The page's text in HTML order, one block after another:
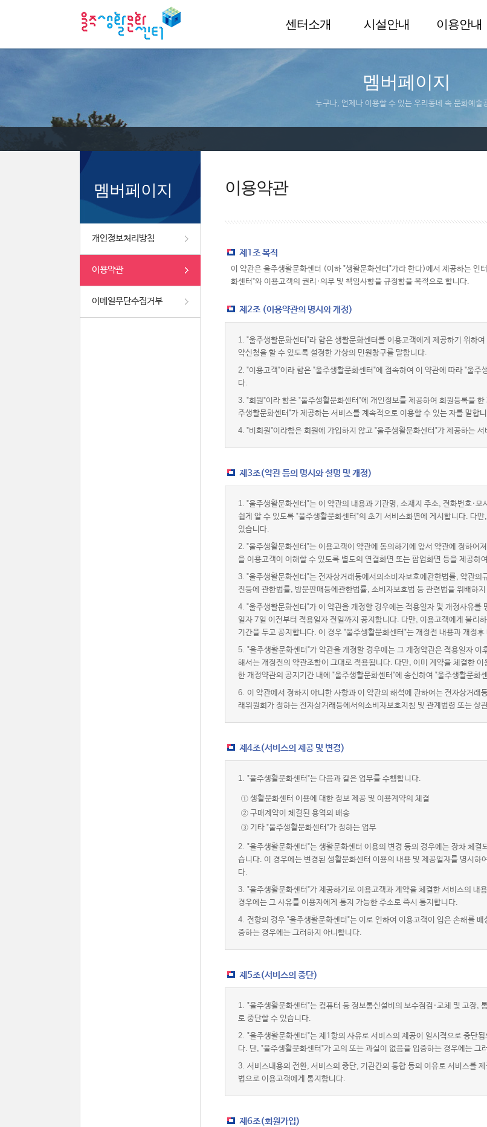
센터소개 시설안내 이용안내
멤버페이지
누구나, 언제나 이용할 수 있는 우리동네 속 문화예술
멤버페이지
개인정보처리방침
이용약관
이메일무단수집거부
이용약관
제1조 목적
이 약관은 울주생활문화센터 (이하 "생활문화센터"가라 한다)에서 제공하는
화센터"와 이용고객의 권리·의무 및 책임사항을 규정함을 목적으로 합니다.
제2조 (이용약관의 명시와 개정)
1. "울주생활문화센터"라 함은 생활문화센터를 이용고객에게 제공하기 위하
약신청을 할 수 있도록 설정한 가상의 민원창구를 말합니다.
2. "이용고객"이라 함은 "울주생활문화센터"에 접속하여 이 약관에 따라 "울주
다.
3. "회원"이라 함은 "울주생활문화센터"에 개인정보를 제공하여 회원등록을
주생활문화센터"가 제공하는 서비스를 계속적으로 이용할 수 있는 자를 말합
4. "비회원"이라함은 회원에 가입하지 않고 "울주생활문화센터"가 제공하는
제3조(약관 등의 명시와 설명 및 개정)
1. "울주생활문화센터"는 이 약관의 내용과 기관명, 소재지 주소, 전화번호·
쉽게 알 수 있도록 "울주생활문화센터"의 초기 서비스화면에 게시합니다. 다
있습니다.
2. "울주생활문화센터"는 이용고객이 약관에 동의하기에 앞서 약관에 정하여
을 이용고객이 이해할 수 있도록 별도의 연결화면 또는 팝업화면 등을 제공하
3. "울주생활문화센터"는 전자상거래등에서의소비자보호에관한법률, 약관
진등에 관한법률, 방문판매등에관한법률, 소비자보호법 등 관련법을 위배하
4. "울주생활문화센터"가 이 약관을 개정할 경우에는 적용일자 및 개정사유
일자 7일 이전부터 적용일자 전일까지 공지합니다. 다만, 이용고객에게 불리
기간을 두고 공지합니다. 이 경우 "울주생활문화센터"는 개정전 내용과 개정
5. "울주생활문화센터"가 약관을 개정할 경우에는 그 개정약관은 적용일자
해서는 개정전의 약관조항이 그대로 적용됩니다. 다만, 이미 계약을 체결한
한 개정약관의 공지기간 내에 "울주생활문화센터"에 송신하여 "울주생활문화
6. 이 약관에서 정하지 아니한 사항과 이 약관의 해석에 관하여는 전자상거
래위원회가 정하는 전자상거래등에서의소비자보호지침 및 관계법령 또는 상
제4조(서비스의 제공 및 변경)
1. "울주생활문화센터"는 다음과 같은 업무를 수행합니다.
① 생활문화센터 이용에 대한 정보 제공 및 이용계약의 체결
② 구매계약이 체결된 용역의 배송
③ 기타 "울주생활문화센터"가 정하는 업무
2. "울주생활문화센터"는 생활문화센터 이용의 변경 등의 경우에는 장차 체
습니다. 이 경우에는 변경된 생활문화센터 이용의 내용 및 제공일자를 명시하
다.
3. "울주생활문화센터"가 제공하기로 이용고객과 계약을 체결한 서비스의 내
경우에는 그 사유를 이용자에게 통지 가능한 주소로 즉시 통지합니다.
4. 전항의 경우 "울주생활문화센터"는 이로 인하여 이용고객이 입은 손해를
증하는 경우에는 그러하지 아니합니다.
제5조(서비스의 중단)
1. "울주생활문화센터"는 컴퓨터 등 정보통신설비의 보수점검·교체 및 고장,
로 중단할 수 있습니다.
2. "울주생활문화센터"는 제1항의 사유로 서비스의 제공이 일시적으로 중단
다. 단, "울주생활문화센터"가 고의 또는 과실이 없음을 입증하는 경우에는 그
3. 서비스내용의 전환, 서비스의 중단, 기관간의 통합 등의 이유로 서비스를
법으로 이용고객에게 통지합니다.
제6조(회원가입)